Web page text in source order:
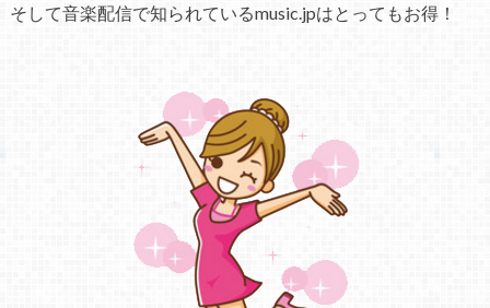
そして音楽配信で知られているmusic.jpはとってもお得！